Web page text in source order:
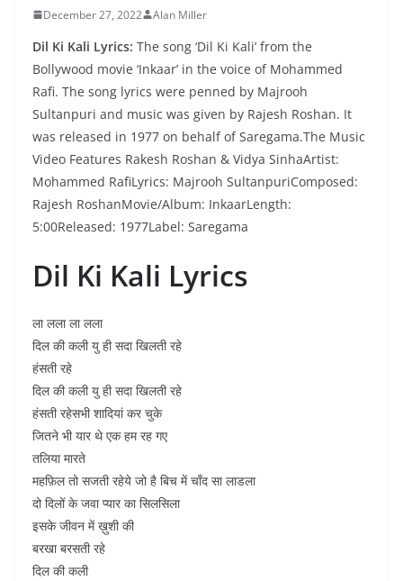
December 27, 2022 Alan Miller
Dil Ki Kali Lyrics: The song ‘Dil Ki Kali’ from the
Bollywood movie ‘Inkaar’ in the voice of Mohammed
Rafi. The song lyrics were penned by Majrooh
Sultanpuri and music was given by Rajesh Roshan. It
was released in 1977 on behalf of Saregama.The Music
Video Features Rakesh Roshan & Vidya SinhaArtist:
Mohammed RafiLyrics: Majrooh SultanpuriComposed:
Rajesh RoshanMovie/Album: InkaarLength:
5:00Released: 1977Label: Saregama
Dil Ki Kali Lyrics
ला लला ला लला
दिल की कली यु ही सदा खिलती रहे
हंसती रहे
दिल की कली यु ही सदा खिलती रहे
हंसती रहेसभी शादियां कर चुके
जितने भी यार थे एक हम रह गए
तलिया मारते
महफ़िल तो सजती रहेये जो है बिच में चाँद सा लाडला
दो दिलों के जवा प्यार का सिलसिला
इसके जीवन में ख़ुशी की
बरखा बरसती रहे
दिल की कली